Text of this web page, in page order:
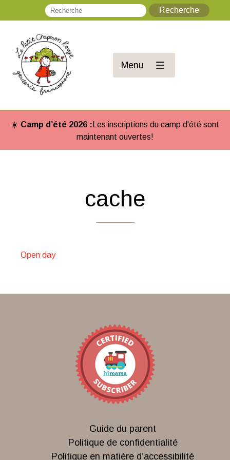
Recherche
Menu
☀️ Camp d’été 2026 : Les inscriptions du camp d’été sont
maintenant ouvertes!
cache
Open day
Guide du parent
Politique de confidentialité
Politique en matière d’accessibilité